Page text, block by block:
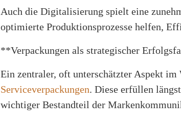
Auch die Digitalisierung spielt eine
optimierte Produktionsprozesse helfen,
**Verpackungen als strategischer
Ein zentraler, oft unterschätzter Aspekt im
Serviceverpackungen. Diese erfüllen
wichtiger Bestandteil der